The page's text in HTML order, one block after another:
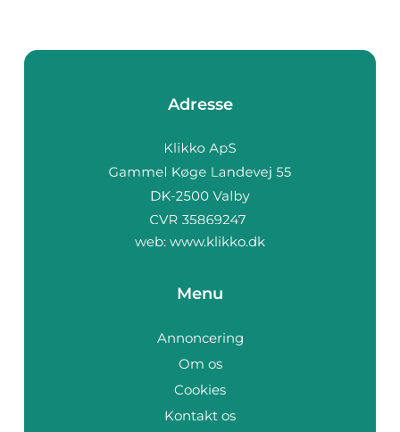
Adresse
web: www.klikko.dk
Menu
Annoncering
Om os
Cookies
Kontakt os